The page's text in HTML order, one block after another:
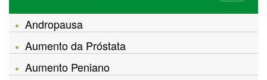
Andropausa
Aumento da Próstata
Aumento Peniano